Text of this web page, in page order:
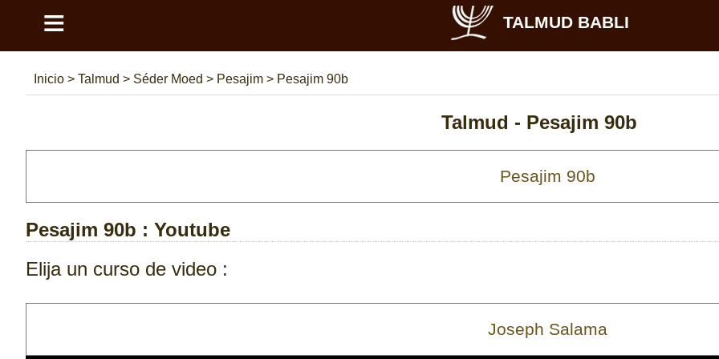
≡ TALMUD BABLI
Inicio > Talmud > Séder Moed > Pesajim > Pesajim 90b
Talmud - Pesajim 90b
Pesajim 90b : Youtube
Elija un curso de video :